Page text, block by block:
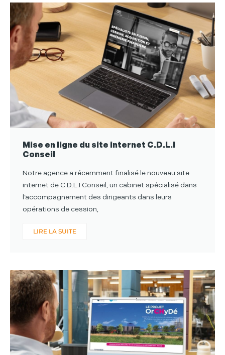
Mise en ligne du site internet C.D.L.I
Conseil
Notre agence a récemment finalisé le nouveau site
internet de C.D.L.I Conseil, un cabinet spécialisé dans
l’accompagnement des dirigeants dans leurs
opérations de cession,
LIRE LA SUITE